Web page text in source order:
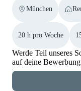
München
20 h pro Woche
Werde Teil unseres
auf deine